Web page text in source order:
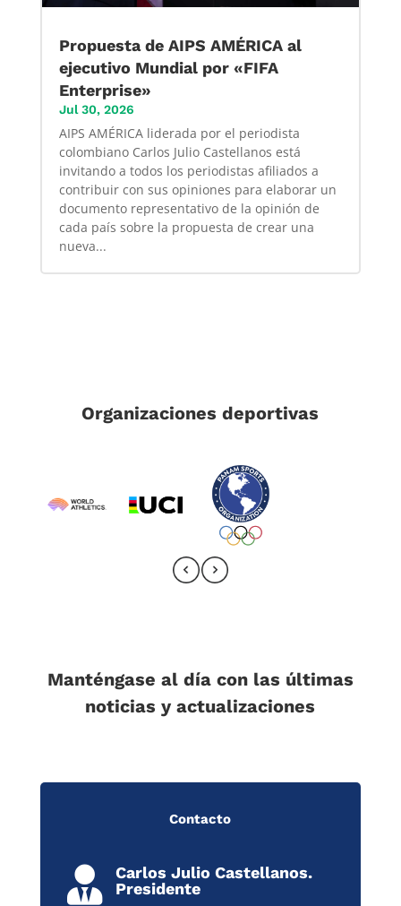
Propuesta de AIPS AMÉRICA al
ejecutivo Mundial por «FIFA
Enterprise»
Jul 30, 2026
AIPS AMÉRICA liderada por el periodista
colombiano Carlos Julio Castellanos está
invitando a todos los periodistas afiliados a
contribuir con sus opiniones para elaborar un
documento representativo de la opinión de
cada país sobre la propuesta de crear una
nueva...
Organizaciones deportivas
Manténgase al día con las últimas
noticias y actualizaciones
Contacto

Carlos Julio Castellanos.
Presidente